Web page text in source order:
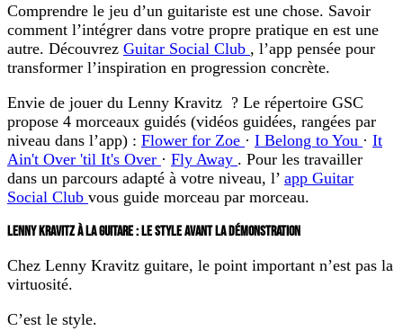
Comprendre le jeu d’un guitariste est une chose. Savoir
comment l’intégrer dans votre propre pratique en est une
autre. Découvrez Guitar Social Club , l’app pensée pour
transformer l’inspiration en progression concrète.
Envie de jouer du Lenny Kravitz ? Le répertoire GSC
propose 4 morceaux guidés (vidéos guidées, rangées par
niveau dans l’app) : Flower for Zoe · I Belong to You · It
Ain't Over 'til It's Over · Fly Away . Pour les travailler
dans un parcours adapté à votre niveau, l’ app Guitar
Social Club vous guide morceau par morceau.
LENNY KRAVITZ À LA GUITARE : LE STYLE AVANT LA DÉMONSTRATION
Chez Lenny Kravitz guitare, le point important n’est pas la
virtuosité.
C’est le style.